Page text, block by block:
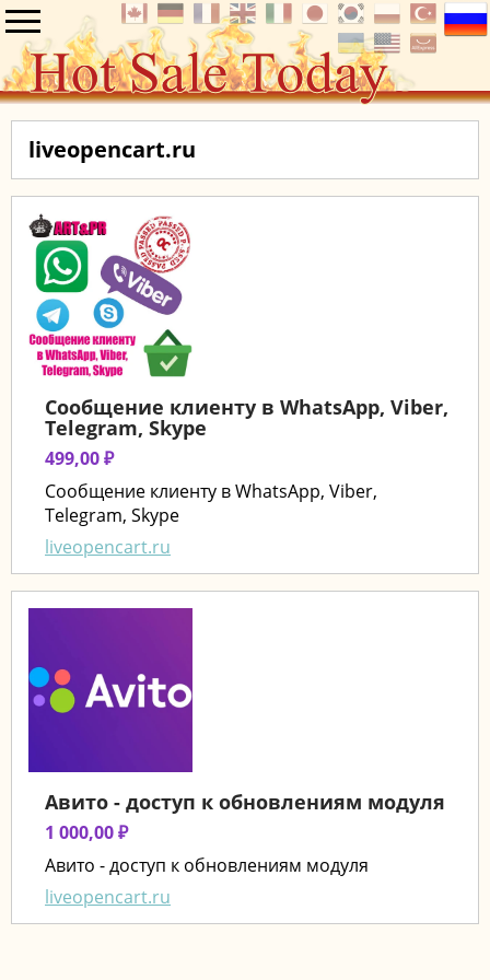
liveopencart.ru
Сообщение клиенту в WhatsApp, Viber,
Telegram, Skype
499,00 ₽
Сообщение клиенту в WhatsApp, Viber,
Telegram, Skype
liveopencart.ru
Авито - доступ к обновлениям модуля
1 000,00 ₽
Авито - доступ к обновлениям модуля
liveopencart.ru